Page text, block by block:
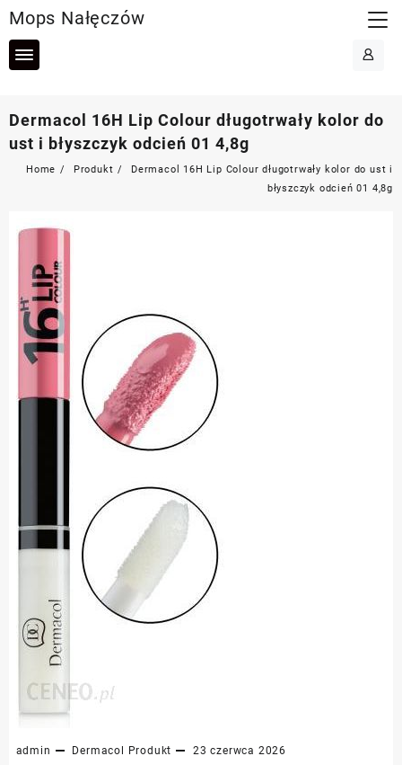
to
content
Mops Nałęczów
Dermacol 16H Lip Colour długotrwały kolor do
ust i błyszczyk odcień 01 4,8g
Home Produkt
Dermacol 16H Lip Colour długotrwały kolor do ust i
błyszczyk odcień 01 4,8g
admin Dermacol Produkt 23 czerwca 2026